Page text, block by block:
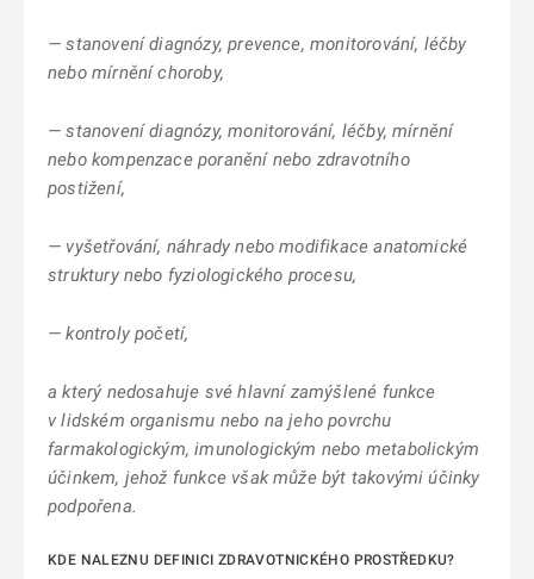
— stanovení diagnózy, prevence, monitorování, léčby
nebo mírnění choroby,
— stanovení diagnózy, monitorování, léčby, mírnění
nebo kompenzace poranění nebo zdravotního
postižení,
— vyšetřování, náhrady nebo modifikace anatomické
struktury nebo fyziologického procesu,
— kontroly početí,
a který nedosahuje své hlavní zamýšlené funkce
v lidském organismu nebo na jeho povrchu
farmakologickým, imunologickým nebo metabolickým
účinkem, jehož funkce však může být takovými účinky
podpořena.
KDE NALEZNU DEFINICI ZDRAVOTNICKÉHO PROSTŘEDKU?